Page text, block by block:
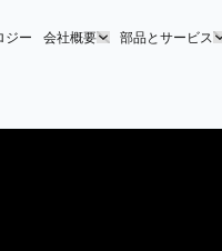
ジー 会社概要 部品とサービス